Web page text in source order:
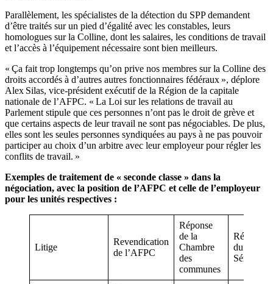
Parallèlement, les spécialistes de la détection du SPP demandent
d’être traités sur un pied d’égalité avec les constables, leurs
homologues sur la Colline, dont les salaires, les conditions de travail
et l’accès à l’équipement nécessaire sont bien meilleurs.
« Ça fait trop longtemps qu’on prive nos membres sur la Colline des
droits accordés à d’autres autres fonctionnaires fédéraux », déplore
Alex Silas, vice-président exécutif de la Région de la capitale
nationale de l’AFPC. « La Loi sur les relations de travail au
Parlement stipule que ces personnes n’ont pas le droit de grève et
que certains aspects de leur travail ne sont pas négociables. De plus,
elles sont les seules personnes syndiquées au pays à ne pas pouvoir
participer au choix d’un arbitre avec leur employeur pour régler les
conflits de travail. »
Exemples de traitement de « seconde classe » dans la
négociation, avec la position de l’AFPC et celle de l’employeur
pour les unités respectives :
Litige
Revendication
de l’AFPC
Réponse
de la
Chambre
des
communes
Réponse
du
Sénat